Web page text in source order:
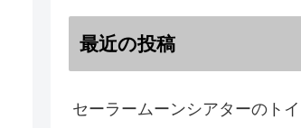
最近の投稿
セーラームーンシアターのト